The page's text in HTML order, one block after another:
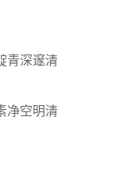
青深邃清
净空明清